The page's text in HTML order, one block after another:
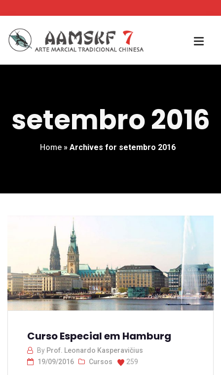
setembro 2016
Home» Archives for setembro 2016
Curso Especial em Hamburg
By Prof. Leonardo Kasperavičius
19/09/2016
Cursos 259